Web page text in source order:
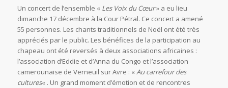
Un concert de l’ensemble « Les Voix du Cœur» a eu lieu
dimanche 17 décembre à la Cour Pétral. Ce concert a amené
55 personnes. Les chants traditionnels de Noël ont été très
appréciés par le public. Les bénéfices de la participation au
chapeau ont été reversés à deux associations africaines :
l’association d’Eddie et d’Anna du Congo et l’association
camerounaise de Verneuil sur Avre : «Au carrefour des
cultures« . Un grand moment d’émotion et de rencontres